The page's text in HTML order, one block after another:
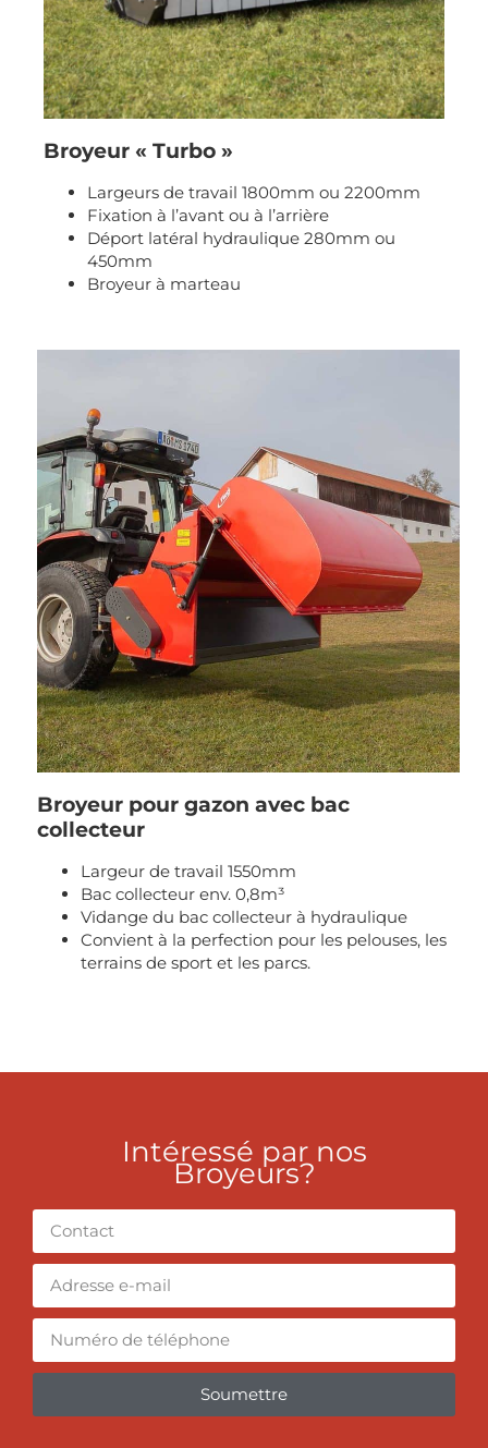
Broyeur « Turbo »
Largeurs de travail 1800mm ou 2200mm
Fixation à l’avant ou à l’arrière
Déport latéral hydraulique 280mm ou
450mm
Broyeur à marteau
Broyeur pour gazon avec bac
collecteur
Largeur de travail 1550mm
Bac collecteur env. 0,8m³
Vidange du bac collecteur à hydraulique
Convient à la perfection pour les pelouses, les
terrains de sport et les parcs.
Intéressé par nos
Broyeurs?
Soumettre